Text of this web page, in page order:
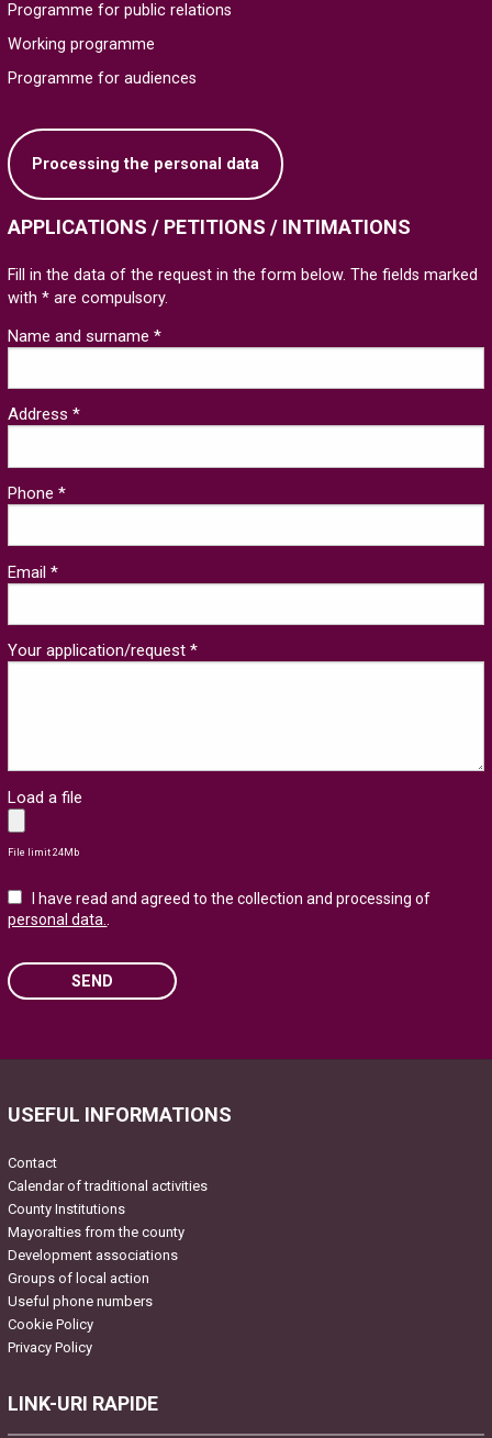
Programme for public relations
Working programme
Programme for audiences
Processing the personal data
APPLICATIONS / PETITIONS / INTIMATIONS
Fill in the data of the request in the form below. The fields marked
with * are compulsory.
Name and surname *
Address *
Phone *
Email *
Your application/request *
Load a file
File limit 24Mb
I have read and agreed to the collection and processing of
personal data.
SEND
USEFUL INFORMATIONS
Contact
Calendar of traditional activities
County Institutions
Mayoralties from the county
Development associations
Groups of local action
Useful phone numbers
Cookie Policy
Privacy Policy
LINK-URI RAPIDE